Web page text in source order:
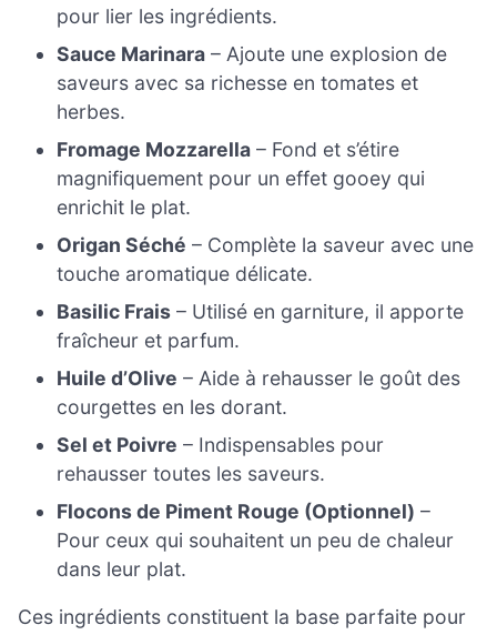
pour lier les ingrédients.
Sauce Marinara – Ajoute une explosion de
saveurs avec sa richesse en tomates et
herbes.
Fromage Mozzarella – Fond et s’étire
magnifiquement pour un effet gooey qui
enrichit le plat.
Origan Séché – Complète la saveur avec une
touche aromatique délicate.
Basilic Frais – Utilisé en garniture, il apporte
fraîcheur et parfum.
Huile d’Olive – Aide à rehausser le goût des
courgettes en les dorant.
Sel et Poivre – Indispensables pour
rehausser toutes les saveurs.
Flocons de Piment Rouge (Optionnel) –
Pour ceux qui souhaitent un peu de chaleur
dans leur plat.
Ces ingrédients constituent la base parfaite pour